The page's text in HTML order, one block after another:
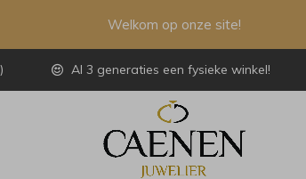
Al 3 generaties een fysieke winkel!
Welkom op onze site!